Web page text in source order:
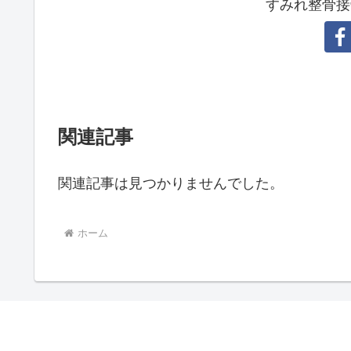
すみれ整骨
関連記事
関連記事は見つかりませんでした。
ホーム